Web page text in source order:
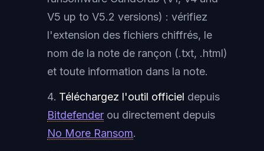
V5 up to V5.2 versions) : vérifiez
l'extension des fichiers chiffrés, le
nom de la note de rançon (.txt, .html)
et toute information dans la note.
Téléchargez l'outil officiel depuis
Bitdefender ou directement depuis
No More Ransom.